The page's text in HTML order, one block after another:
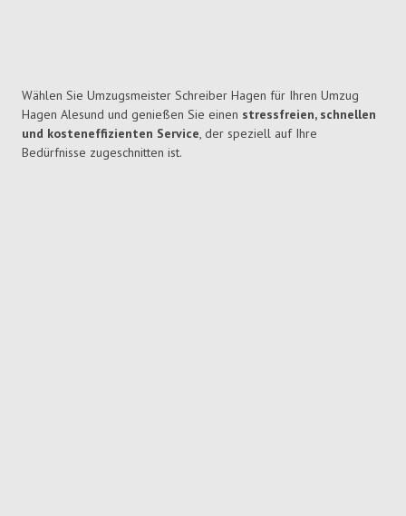
Wählen Sie Umzugsmeister Schreiber Hagen für Ihren Umzug
Hagen Alesund und genießen Sie einen stressfreien, schnellen
und kosteneffizienten Service, der speziell auf Ihre
Bedürfnisse zugeschnitten ist.